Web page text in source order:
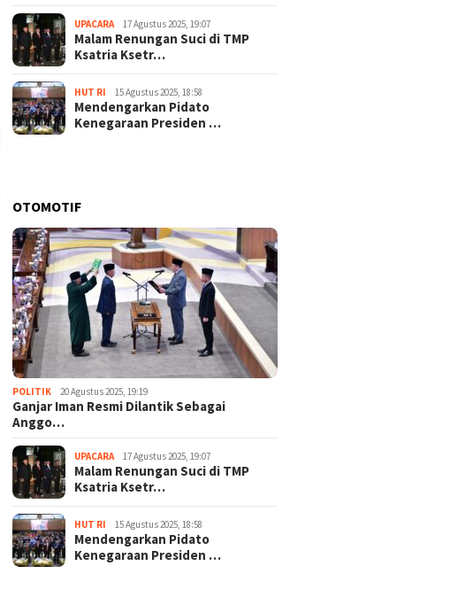
UPACARA 17 Agustus 2025, 19:07
Malam Renungan Suci di TMP
Ksatria Ksetr…
HUT RI 15 Agustus 2025, 18:58
Mendengarkan Pidato
Kenegaraan Presiden …
OTOMOTIF
POLITIK 20 Agustus 2025, 19:19
Ganjar Iman Resmi Dilantik Sebagai
Anggo…
UPACARA 17 Agustus 2025, 19:07
Malam Renungan Suci di TMP
Ksatria Ksetr…
HUT RI 15 Agustus 2025, 18:58
Mendengarkan Pidato
Kenegaraan Presiden …